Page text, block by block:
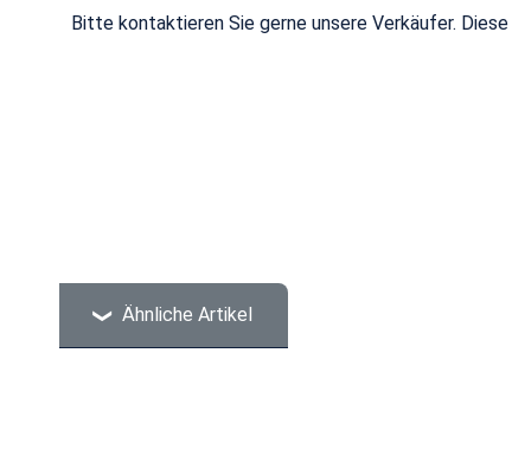
Bitte kontaktieren Sie gerne unsere Verkäufer.
Ähnliche Artikel